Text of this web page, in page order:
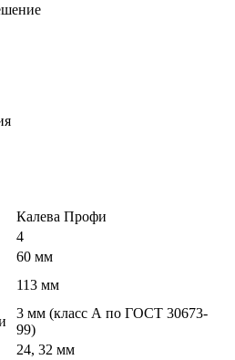
Калева Профи
4
60 мм
113 мм
3 мм (класс А по ГОСТ 30673-
99)
24, 32 мм